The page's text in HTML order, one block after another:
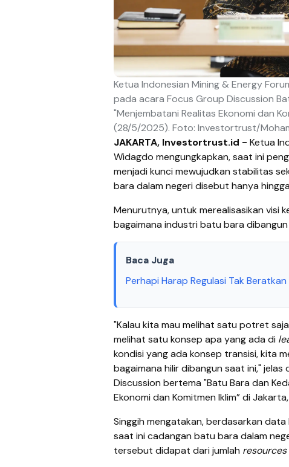
Ketua Indonesian Mining & Energy
pada acara Focus Group Discussion
"Menjembatani Realitas Ekonomi dan
(28/5/2025). Foto: Investortrust/
JAKARTA, Investortrust.id - Ketua
Widagdo mengungkapkan, saat ini
menjadi kunci mewujudkan stabilitas
bara dalam negeri disebut hanya
Menurutnya, untuk merealisasikan visi
bagaimana industri batu bara dibangun
Baca Juga
Perhapi Harap Regulasi Tak
"Kalau kita mau melihat satu potret
melihat satu konsep apa yang ada di
kondisi yang ada konsep transisi, kita
bagaimana hilir dibangun saat ini,"
Discussion bertema "Batu Bara dan
Ekonomi dan Komitmen Iklim” di
Singgih mengatakan, berdasarkan data
saat ini cadangan batu bara dalam
tersebut didapat dari jumlah resources